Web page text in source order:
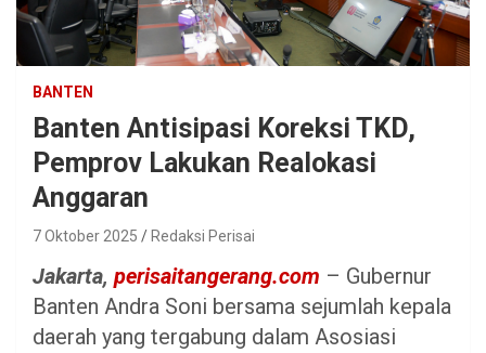
BANTEN
Banten Antisipasi Koreksi TKD,
Pemprov Lakukan Realokasi
Anggaran
7 Oktober 2025 Redaksi Perisai
Jakarta, perisaitangerang.com – Gubernur
Banten Andra Soni bersama sejumlah kepala
daerah yang tergabung dalam Asosiasi